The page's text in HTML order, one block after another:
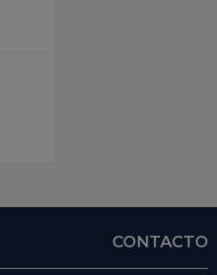
CONTACTO